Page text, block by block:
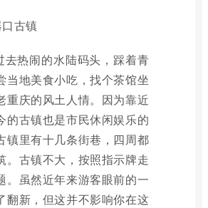
古镇
去热闹的水陆码头，踩着青
当地美食小吃，找个茶馆坐
重庆的风土人情。因为靠近
的古镇也是市民休闲娱乐的
镇里有十几条街巷，四周都
。古镇不大，按照指示牌走
。虽然近年来游客眼前的一
翻新，但这并不影响你在这